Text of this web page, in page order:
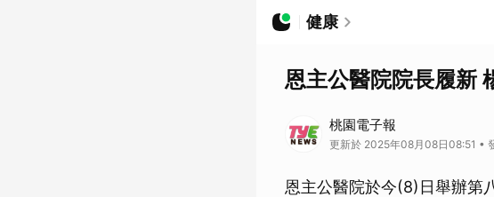
健康
恩主公醫院院長履新
桃園電子報
更新於 2025年08月08日08:51 •
恩主公醫院於今(8)日舉辦第